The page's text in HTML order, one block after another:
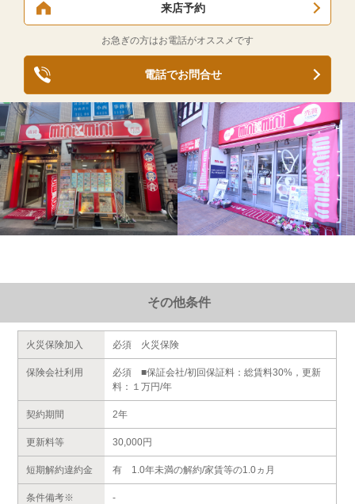
来店予約
お急ぎの方はお電話がオススメです
電話でお問合せ
その他条件
火災保険加入 必須 火災保険
保険会社利用
必須 ■保証会社/初回保証料：総賃料30%，更新
料：１万円/年
契約期間 2年
更新料等 30,000円
短期解約違約金 有 1.0年未満の解約/家賃等の1.0ヵ月
条件備考※
-